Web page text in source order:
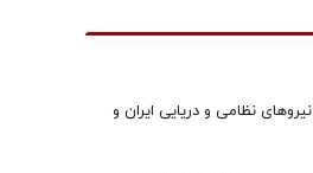
نظامی و دریایی ایران و